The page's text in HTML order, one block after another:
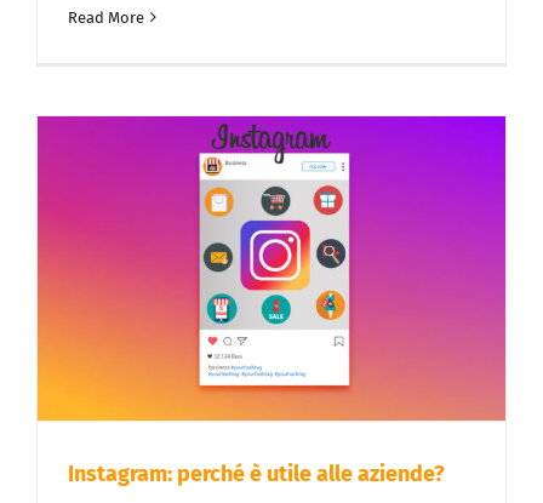
Read More
Instagram: perché è utile alle aziende?